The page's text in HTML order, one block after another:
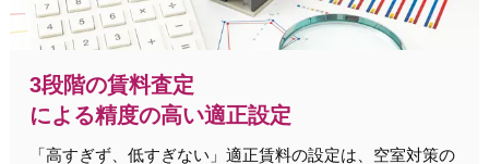
3段階の賃料査定
による精度の高い適正設定
「高すぎず、低すぎない」適正賃料の設定は、空室対策の